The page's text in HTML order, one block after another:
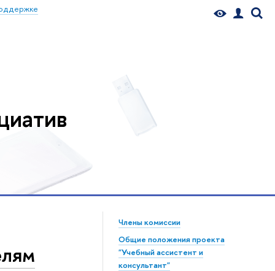
Члены комиссии
Общие положения проекта
"Учебный ассистент и
консультант"